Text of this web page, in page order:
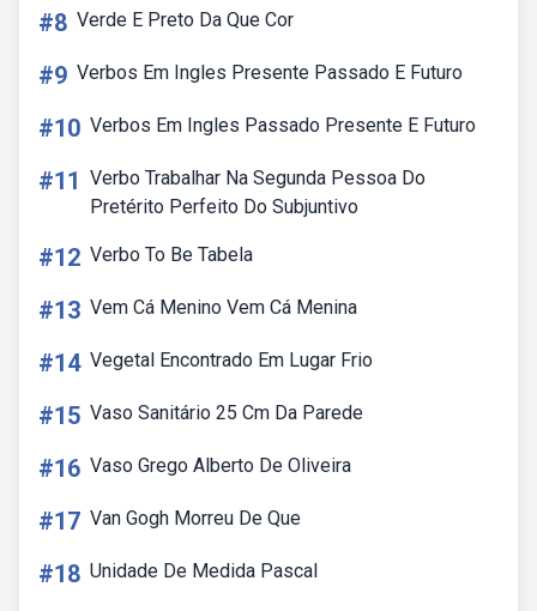
#8 Verde E Preto Da Que Cor
#9 Verbos Em Ingles Presente Passado E Futuro
#10 Verbos Em Ingles Passado Presente E Futuro
#11 Verbo Trabalhar Na Segunda Pessoa Do
Pretérito Perfeito Do Subjuntivo
#12 Verbo To Be Tabela
#13 Vem Cá Menino Vem Cá Menina
#14 Vegetal Encontrado Em Lugar Frio
#15 Vaso Sanitário 25 Cm Da Parede
#16 Vaso Grego Alberto De Oliveira
#17 Van Gogh Morreu De Que
#18 Unidade De Medida Pascal